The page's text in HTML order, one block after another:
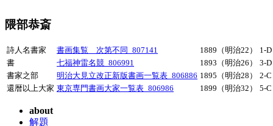
隈部恭斎
詩人名書家 書画集覧 次第不同_807141 1889（明治22）
1-D
書
七福神雷名競_806991 1893（明治26）
3-D
書家之部
明治大見立改正新版書画一覧表_806886 1895（明治28）
2-C
還暦以上大家 東京専門書画大家一覧表_806986 1899（明治32） 5-C
about
解題